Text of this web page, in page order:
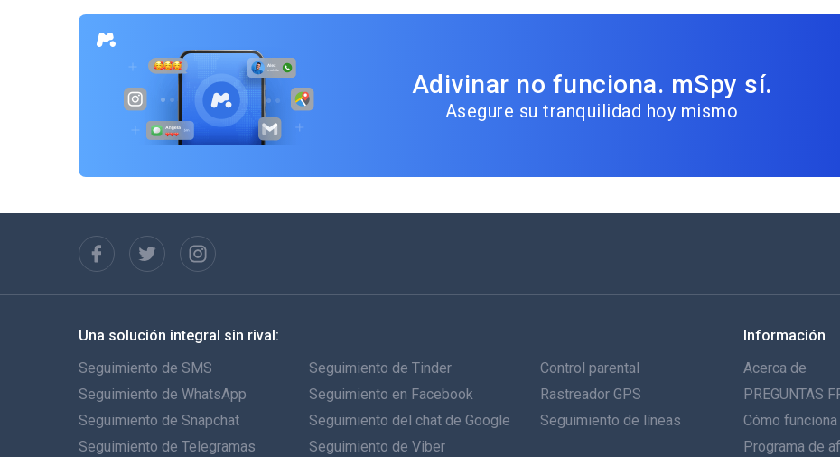
Adivinar no funciona. mSpy sí.
Asegure su tranquilidad hoy mismo
Una solución integral sin rival:
Seguimiento de SMS
Seguimiento de WhatsApp
Seguimiento de Snapchat
Seguimiento de Telegramas
Seguimiento de Tinder
Seguimiento en Facebook
Seguimiento del chat de Google
Seguimiento de Viber
Control parental
Rastreador GPS
Seguimiento de líneas
Información
Acerca de
PREGUNTAS
Cómo
Programa de